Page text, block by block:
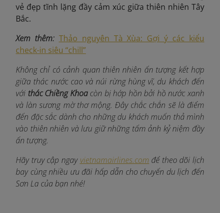
vẻ đẹp tĩnh lặng đầy cảm xúc giữa thiên nhiên Tây
Bắc.
Xem thêm: Thảo nguyên Tà Xùa: Gợi ý các kiểu
check-in siêu “chill”
Không chỉ có cảnh quan thiên nhiên ấn tượng kết hợp
giữa thác nước cao và núi rừng hùng vĩ, du khách đến
với thác Chiềng Khoacòn bị hớp hồn bởi hồ nước xanh
và làn sương mờ thơ mộng. Đây chắc chắn sẽ là điểm
đến đặc sắc dành cho những du khách muốn thả mình
vào thiên nhiên và lưu giữ những tấm ảnh kỷ niệm đầy
ấn tượng.
Hãy truy cập ngay vietnamairlines.com để theo dõi lịch
bay cùng nhiều ưu đãi hấp dẫn cho chuyến du lịch đến
Sơn La của bạn nhé!